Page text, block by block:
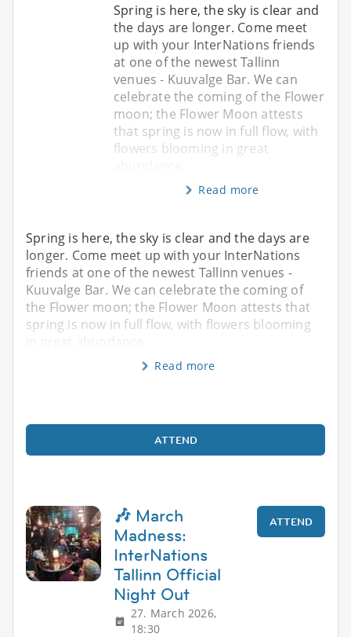
Spring is here, the sky is clear and
the days are longer. Come meet
up with your InterNations friends
at one of the newest Tallinn
venues - Kuuvalge Bar. We can
celebrate the coming of the Flower
moon; the Flower Moon attests
that spring is now in full flow, with
flowers blooming in great
Read more
Spring is here, the sky is clear and the days are
longer. Come meet up with your InterNations
friends at one of the newest Tallinn venues -
Kuuvalge Bar. We can celebrate the coming of
the Flower moon; the Flower Moon attests that
spring is now in full flow, with flowers blooming
Read more
ATTEND
🎶 March
Madness:
InterNations
Tallinn Official
Night Out
27. March 2026,
18:30
ATTEND